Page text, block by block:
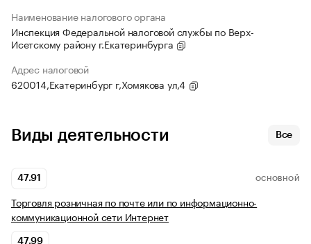
Наименование налогового органа
Инспекция Федеральной налоговой службы по Верх-
Исетскому району г.Екатеринбурга
Адрес налоговой
620014,Екатеринбург г,Хомякова ул,4
Виды деятельности Все
47.91 ОСНОВНОЙ
Торговля розничная по почте или по информационно-
коммуникационной сети Интернет
47.99